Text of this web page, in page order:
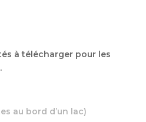
à télécharger pour les
au bord d’un lac)